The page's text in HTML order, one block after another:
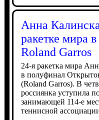
Анна
ракетке мира
Roland Garros
24-я ракетка мира
в полуфинал
(Roland Garros). В
россиянка уступила
занимающей 114-е
теннисной